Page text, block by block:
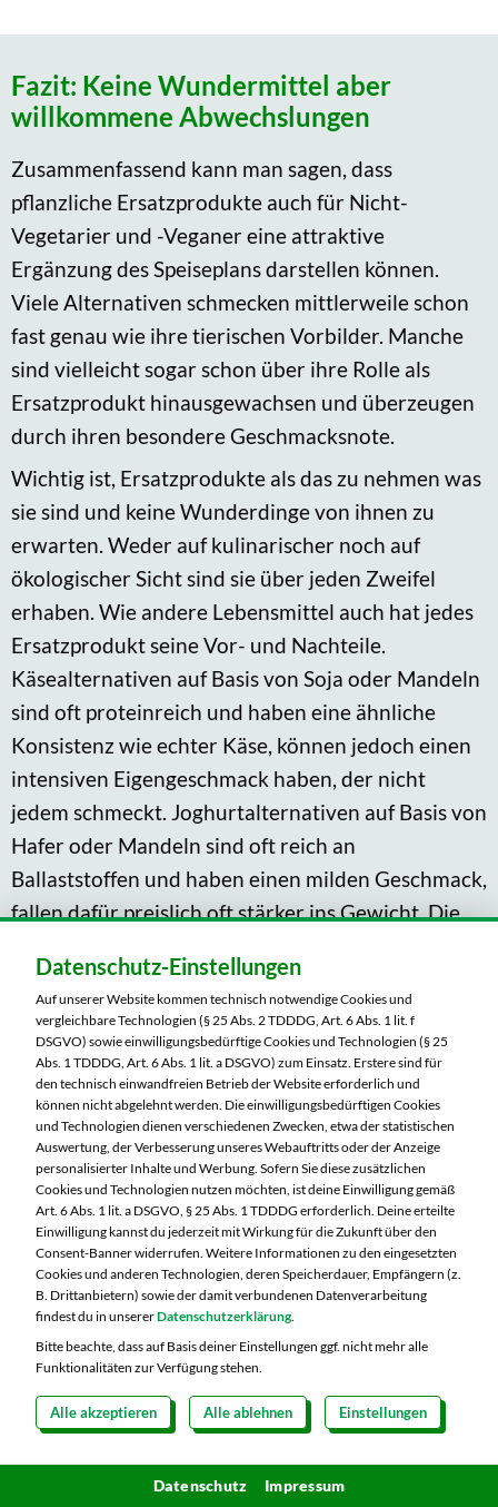
Fazit: Keine Wundermittel aber
willkommene Abwechslungen
Zusammenfassend kann man sagen, dass
pflanzliche Ersatzprodukte auch für Nicht-
Vegetarier und -Veganer eine attraktive
Ergänzung des Speiseplans darstellen können.
Viele Alternativen schmecken mittlerweile schon
fast genau wie ihre tierischen Vorbilder. Manche
sind vielleicht sogar schon über ihre Rolle als
Ersatzprodukt hinausgewachsen und überzeugen
durch ihren besondere Geschmacksnote.
Wichtig ist, Ersatzprodukte als das zu nehmen was
sie sind und keine Wunderdinge von ihnen zu
erwarten. Weder auf kulinarischer noch auf
ökologischer Sicht sind sie über jeden Zweifel
erhaben. Wie andere Lebensmittel auch hat jedes
Ersatzprodukt seine Vor- und Nachteile.
Käsealternativen auf Basis von Soja oder Mandeln
sind oft proteinreich und haben eine ähnliche
Konsistenz wie echter Käse, können jedoch einen
intensiven Eigengeschmack haben, der nicht
jedem schmeckt. Joghurtalternativen auf Basis von
Hafer oder Mandeln sind oft reich an
Ballaststoffen und haben einen milden Geschmack,
fallen dafür preislich oft stärker ins Gewicht. Die
Tierleid, ist jedoch aufgrund des hohen
Wasserbedarfs nicht unbedingt nachhaltig.
Deshalb sollten auch bei der Wahl von
Ersatzprodukten Aspekte wie Herkunft, Anbau-
und Herstellungsmethoden sowie Transportwege
berücksichtigt werden.
Wir möchten Sie ermutigen bei Essensplanung
und Einkauf tierische Produkte auch mal bewusst
durch pflanzliche Alternativen zu ersetzen. Auf
kulinarischer Ebene lassen sich dabei noch viele
aufregende Entdeckungen machen. Ihrer
Experimentierfreude und Kreativität sind keine
Datenschutz-Einstellungen
Auf unserer Website kommen technisch notwendige Cookies und
vergleichbare Technologien (§ 25 Abs. 2 TDDDG, Art. 6 Abs. 1 lit. f
DSGVO) sowie einwilligungsbedürftige Cookies und Technologien (§ 25
Abs. 1 TDDDG, Art. 6 Abs. 1 lit. a DSGVO) zum Einsatz. Erstere sind für
den technisch einwandfreien Betrieb der Website erforderlich und
können nicht abgelehnt werden. Die einwilligungsbedürftigen Cookies
und Technologien dienen verschiedenen Zwecken, etwa der statistischen
Auswertung, der Verbesserung unseres Webauftritts oder der Anzeige
personalisierter Inhalte und Werbung. Sofern Sie diese zusätzlichen
Cookies und Technologien nutzen möchten, ist deine Einwilligung gemäß
Art. 6 Abs. 1 lit. a DSGVO, § 25 Abs. 1 TDDDG erforderlich. Deine erteilte
Einwilligung kannst du jederzeit mit Wirkung für die Zukunft über den
Consent-Banner widerrufen. Weitere Informationen zu den eingesetzten
Cookies und anderen Technologien, deren Speicherdauer, Empfängern (z.
B. Drittanbietern) sowie der damit verbundenen Datenverarbeitung
findest du in unsererDatenschutzerklärung.
Bitte beachte, dass auf Basis deiner Einstellungen ggf. nicht mehr alle
Funktionalitäten zur Verfügung stehen.
Alle akzeptieren Alle ablehnen Einstellungen
Datenschutz Impressum